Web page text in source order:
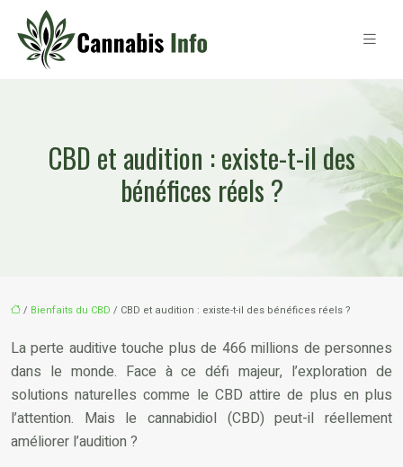
CBD et audition : existe-t-il des
bénéfices réels ?
/ Bienfaits du CBD / CBD et audition : existe-t-il des bénéfices réels ?
La perte auditive touche plus de 466 millions de personnes
dans le monde. Face à ce défi majeur, l’exploration de
solutions naturelles comme le CBD attire de plus en plus
l’attention. Mais le cannabidiol (CBD) peut-il réellement
améliorer l’audition ?